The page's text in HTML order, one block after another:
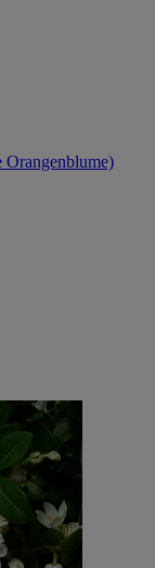
Orangenblume)